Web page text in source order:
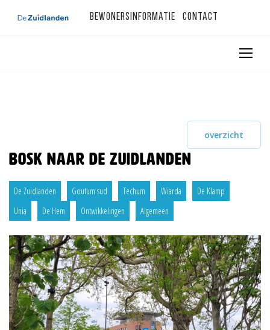
Bewonersinformatie Contact
overzicht
BOSK naar De Zuidlanden
De Zuidlanden Goutum sud Techum Wiarda
De Klamp
Unia
De Hem Ontwikkelingen Algemeen